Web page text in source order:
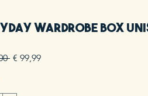
Wardrobe Box
Normale
€ 99,99Verkoopprijs